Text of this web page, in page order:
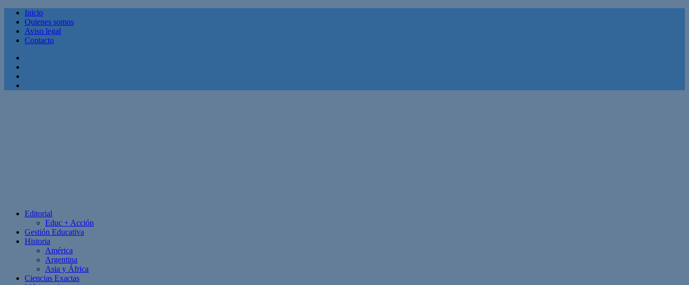
Inicio
Quienes somos
Aviso legal
Contacto
Editorial
Educ + Acción
Gestión Educativa
Historia
América
Argentina
Asia y África
Ciencias Exactas